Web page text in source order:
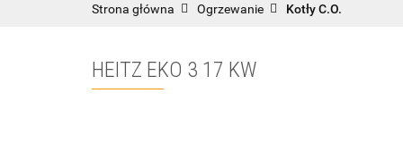
RATY/LEASING
Strona główna Ogrzewanie Kotły C.O.
HEITZ EKO 3 17 KW